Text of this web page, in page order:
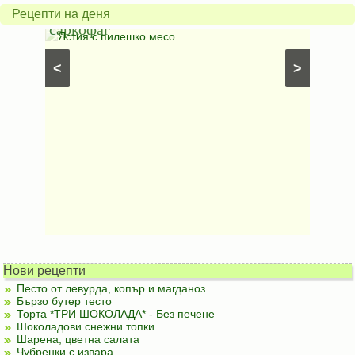
Рецепти на деня
>
<
в
саркофаг
Ястия с пилешко месо
Нови рецепти
Песто от левурда, копър и магданоз
Бързо бутер тесто
Торта *ТРИ ШОКОЛАДА* - Без печене
Шоколадови снежни топки
Шарена, цветна салата
Чубренки с извара